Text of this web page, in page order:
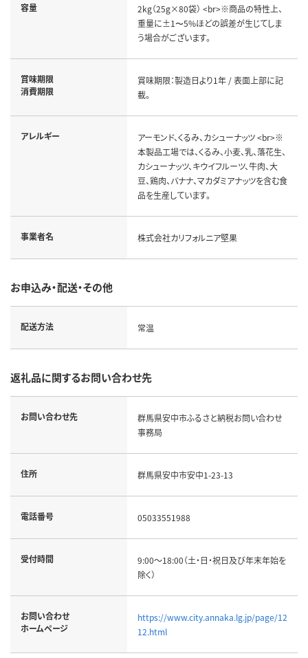
容量
2kg（25g×80袋） <br>※商品の特性上、
重量に±1〜5%ほどの誤差が生じてしま
う場合がございます。
賞味期限
消費期限
賞味期限：製造日より1年 / 表面上部に記
載。
アレルギー
アーモンド、くるみ、カシューナッツ <br>※
本製品工場では、くるみ、小麦、乳、落花生、
カシューナッツ、キウイフルーツ、牛肉、大
豆、鶏肉、バナナ、マカダミアナッツを含む食
品を生産しています。
事業者名 株式会社カリフォルニア堅果
お申込み・配送・その他
配送方法 常温
返礼品に関するお問い合わせ先
お問い合わせ先
群馬県安中市ふるさと納税お問い合わせ
事務局
住所 群馬県安中市安中1-23-13
電話番号 05033551988
受付時間
9:00～18:00（土・日・祝日及び年末年始を
除く）
お問い合わせ
ホームページ
https://www.city.annaka.lg.jp/page/12
12.html